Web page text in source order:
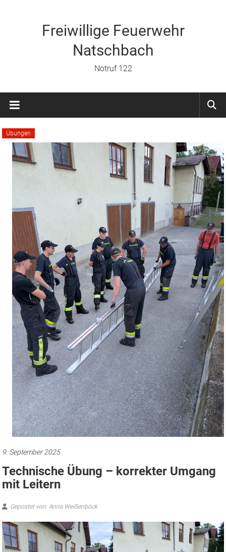
Freiwillige Feuerwehr
Natschbach
Notruf 122
Übungen
9. September 2025
Technische Übung – korrekter Umgang
mit Leitern
Gepostet von: Anna Weißenböck